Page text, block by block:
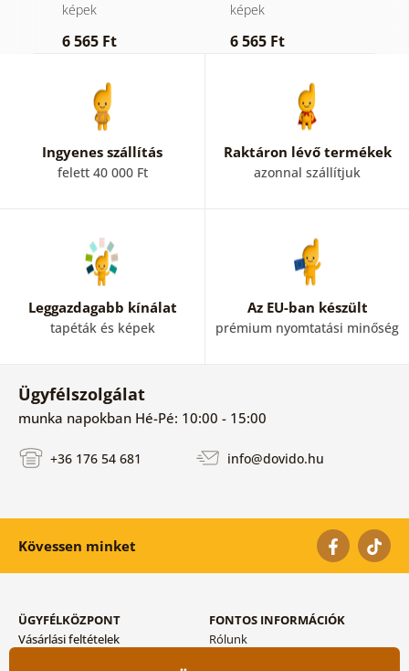
képek
6 565 Ft
képek
6 565 Ft
Ingyenes szállítás
felett 40 000 Ft
Raktáron lévő termékek
azonnal szállítjuk
Leggazdagabb kínálat
tapéták és képek
Az EU-ban készült
prémium nyomtatási minőség
Ügyfélszolgálat
munka napokban Hé-Pé: 10:00 - 15:00
+36 176 54 681 info@dovido.hu
Kövessen minket
ÜGYFÉLKÖZPONT
Vásárlási feltételek
FONTOS INFORMÁCIÓK
Rólunk